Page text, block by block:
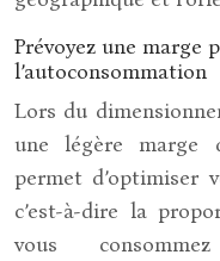
Prévoyez une marge
l’autoconsommation
Lors du
une légère marge
permet d’optimiser
c’est-à-dire la
vous